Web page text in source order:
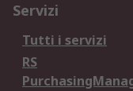
Servizi
Tutti i servizi
RS